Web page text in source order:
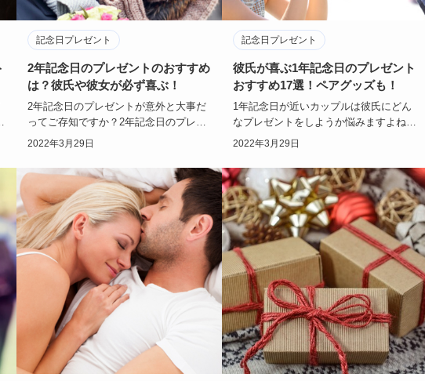
記念日プレゼント
2年記念日のプレゼントのおすすめ
は？彼氏や彼女が必ず喜ぶ！
2年記念日のプレゼントが意外と大事だ
ってご存知ですか？2年記念日のプレゼ
ントをなにするかって、なかなか思いつ
2022年3月29日
記念日プレゼント
彼氏が喜ぶ1年記念日のプレゼント
おすすめ17選！ペアグッズも！
1年記念日が近いカップルは彼氏にどん
なプレゼントをしようか悩みますよね。
彼氏の欲しいものがわかればいいのです
2022年3月29日